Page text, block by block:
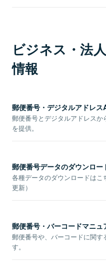
ビジネス・法
情報
郵便番号・デジタルアドレス
郵便番号とデジタルアドレス
を提供。
郵便番号データのダウンロー
各種データのダウンロードはこ
更新）
郵便番号・バーコードマニュ
郵便番号や、バーコードに関す
す。